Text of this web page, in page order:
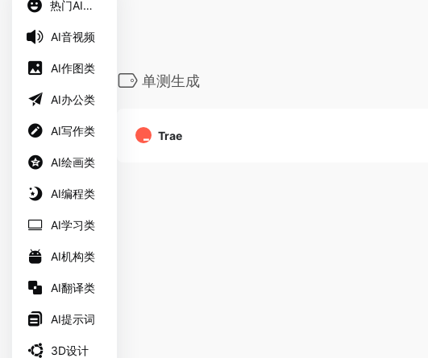
热门AI工具
AI音视频
AI作图类
AI办公类
AI写作类
AI绘画类
AI编程类
AI学习类
AI机构类
AI翻译类
AI提示词
3D设计
单测生成
Trae